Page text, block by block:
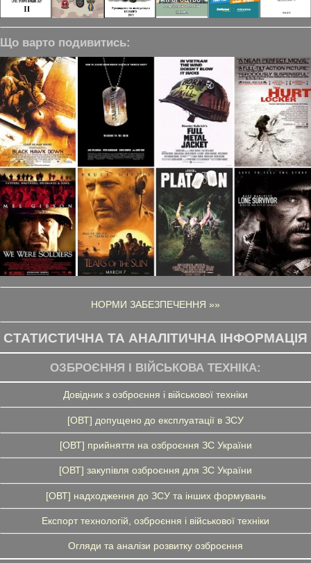
Що варто подивитись:
НОРМИ ЗАБЕЗПЕЧЕННЯ »»
СТАТИСТИЧНА ТА АНАЛІТИЧНА ІНФОРМАЦІЯ
ОЗБРОЄННЯ І ВІЙСЬКОВА ТЕХНІКА:
Довідник з озброєння і військової техніки
[ОВТ] допущено до експлуатації в ЗСУ
[ОВТ] прийняття на озброєння ЗС України
[ОВТ] закупівля озброєння для ЗС України
[ОВТ] надходження до ЗСУ та інших формувань
Експорт технологій, озброєння і військової техніки
Огляди та аналізи розвитку озброєння